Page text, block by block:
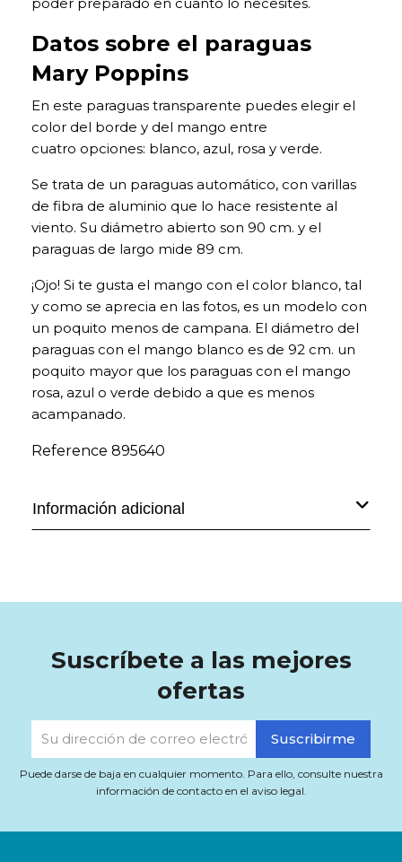
Datos sobre el paraguas
Mary Poppins
En este paraguas transparente puedes elegir el
color del borde y del mango entre
cuatro opciones: blanco, azul, rosa y verde.
Se trata de un paraguas automático, con varillas
de fibra de aluminio que lo hace resistente al
viento. Su diámetro abierto son 90 cm. y el
paraguas de largo mide 89 cm.
¡Ojo! Si te gusta el mango con el color blanco, tal
y como se aprecia en las fotos, es un modelo con
un poquito menos de campana. El diámetro del
paraguas con el mango blanco es de 92 cm. un
poquito mayor que los paraguas con el mango
rosa, azul o verde debido a que es menos
acampanado.
Reference 895640
Información adicional
Suscríbete a las mejores
ofertas
Puede darse de baja en cualquier momento. Para ello, consulte nuestra
información de contacto en el aviso legal.